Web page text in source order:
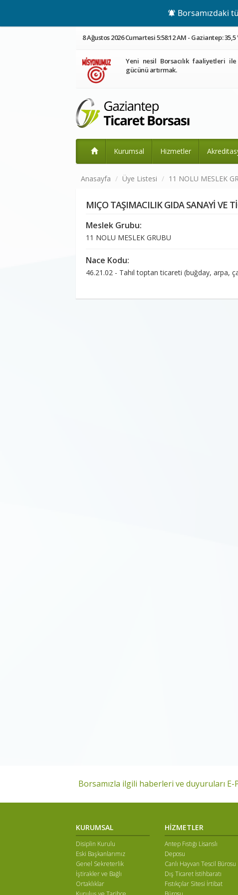
Borsamızdaki
8 Ağustos 2026 Cumartesi 5:58:12 AM - Gaziantep: 35,5
Yeni nesil Borsacılık faaliyetleri
gücünü artırmak.
Kurumsal Hizmetler
Anasayfa Üye Listesi 11 NOLU MESLEK
MIÇO TAŞIMACILIK GIDA SANAYİ VE
Meslek Grubu:
11 NOLU MESLEK GRUBU
Nace Kodu:
46.21.02 - Tahıl toptan ticareti (buğday, arpa,
Borsamızla ilgili haberleri ve duyuruları E-
KURUMSAL
Disiplin Kurulu
Eski Başkanlarımız
Genel Sekreterlik
İştirakler ve Bağlı
Ortaklıklar
HİZMETLER
Antep Fıstığı Lisanslı
Deposu
Canlı Hayvan Tescil Bürosu
Dış Ticaret İstihbaratı
Fıstıkçılar Sitesi İrtibat